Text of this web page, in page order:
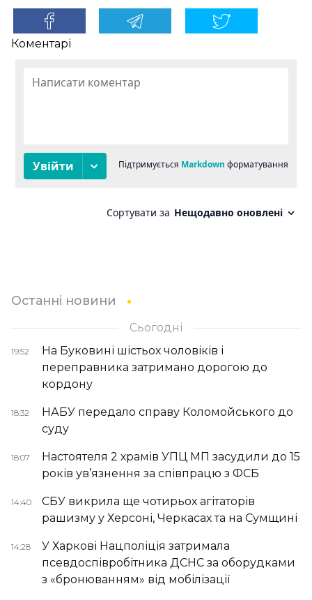
Коментарі
Останні новини
Сьогодні
19:52
На Буковині шістьох чоловіків і
переправника затримано дорогою до
кордону
18:32
НАБУ передало справу Коломойського до
суду
18:07
Настоятеля 2 храмів УПЦ МП засудили до 15
років ув’язнення за співпрацю з ФСБ
14:40
СБУ викрила ще чотирьох агітаторів
рашизму у Херсоні, Черкасах та на Сумщині
14:28
У Харкові Нацполіція затримала
псевдоспівробітника ДСНС за оборудками
з «бронюванням» від мобілізації